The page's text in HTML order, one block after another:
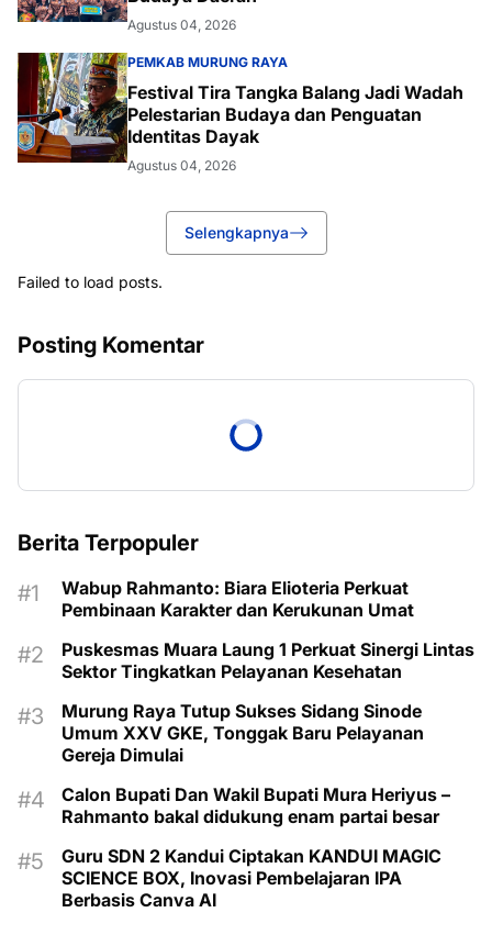
Agustus 04, 2026
PEMKAB MURUNG RAYA
Festival Tira Tangka Balang Jadi Wadah
Pelestarian Budaya dan Penguatan
Identitas Dayak
Agustus 04, 2026
Selengkapnya
Failed to load posts.
Posting Komentar
Berita Terpopuler
Wabup Rahmanto: Biara Elioteria Perkuat
Pembinaan Karakter dan Kerukunan Umat
Puskesmas Muara Laung 1 Perkuat Sinergi Lintas
Sektor Tingkatkan Pelayanan Kesehatan
Murung Raya Tutup Sukses Sidang Sinode
Umum XXV GKE, Tonggak Baru Pelayanan
Gereja Dimulai
Calon Bupati Dan Wakil Bupati Mura Heriyus –
Rahmanto bakal didukung enam partai besar
Guru SDN 2 Kandui Ciptakan KANDUI MAGIC
SCIENCE BOX, Inovasi Pembelajaran IPA
Berbasis Canva AI